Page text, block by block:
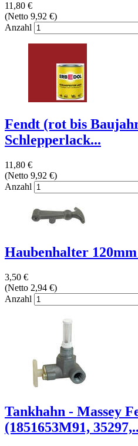
11,80 €
(Netto 9,92 €)
Anzahl
Fendt (rot bis
Schlepperlack...
11,80 €
(Netto 9,92 €)
Anzahl
Haubenhalter
3,50 €
(Netto 2,94 €)
Anzahl
Tankhahn - Massey
(1851653M91,